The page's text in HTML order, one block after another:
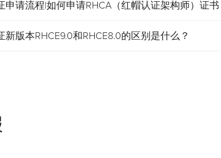
申请流程|如何申请RHCA（红帽认证架构师）证
新版本RHCE9.0和RHCE8.0的区别是什么？